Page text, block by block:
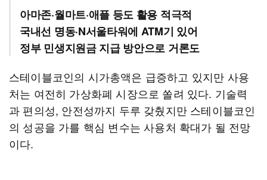
아마존·월마트·애플 등도 활용 적극적
국내선 명동·N서울타워에 ATM기 있어
정부 민생지원금 지급 방안으로 거론도
스테이블코인의 시가총액은 급증하고 있지만 사용
처는 여전히 가상화폐 시장으로 쏠려 있다. 기술력
과 편의성, 안전성까지 두루 갖췄지만 스테이블코인
의 성공을 가를 핵심 변수는 사용처 확대가 될 전망
이다.